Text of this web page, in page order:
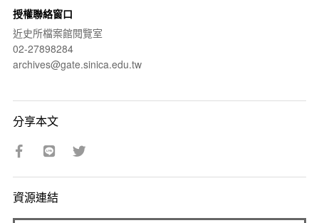
授權聯絡窗口
近史所檔案館閱覽室
02-27898284
archives@gate.sinica.edu.tw
分享本文
資源連結